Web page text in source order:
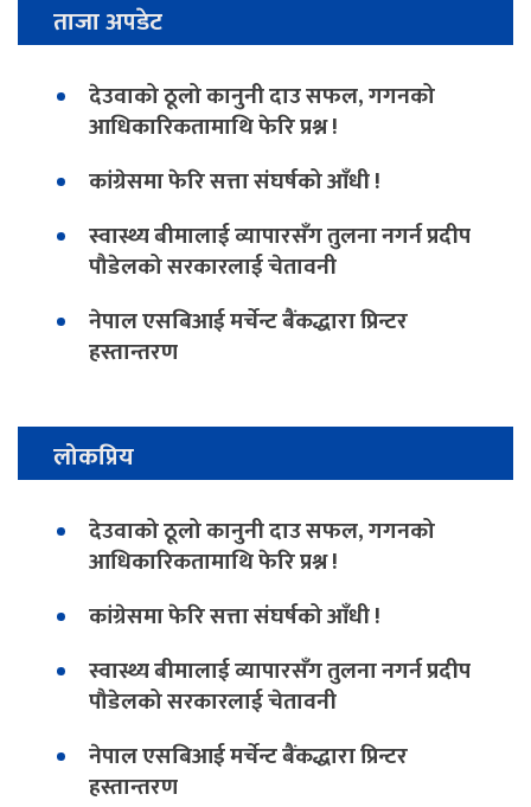
ताजा अपडेट
देउवाको ठूलो कानुनी दाउ सफल, गगनको
आधिकारिकतामाथि फेरि प्रश्न !
कांग्रेसमा फेरि सत्ता संघर्षको आँधी !
स्वास्थ्य बीमालाई व्यापारसँग तुलना नगर्न प्रदीप
पौडेलको सरकारलाई चेतावनी
नेपाल एसबिआई मर्चेन्ट बैंकद्धारा प्रिन्टर
हस्तान्तरण
लोकप्रिय
देउवाको ठूलो कानुनी दाउ सफल, गगनको
आधिकारिकतामाथि फेरि प्रश्न !
कांग्रेसमा फेरि सत्ता संघर्षको आँधी !
स्वास्थ्य बीमालाई व्यापारसँग तुलना नगर्न प्रदीप
पौडेलको सरकारलाई चेतावनी
नेपाल एसबिआई मर्चेन्ट बैंकद्धारा प्रिन्टर
हस्तान्तरण